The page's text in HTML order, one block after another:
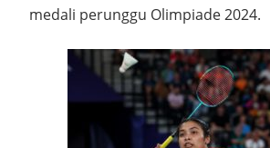
medali perunggu Olimpiade 2024.